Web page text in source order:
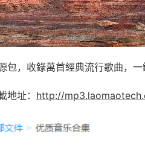
包，收錄萬首經典流行歌曲，
地址： http://